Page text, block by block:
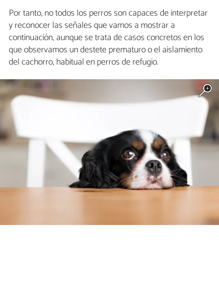
Por tanto, no todos los perros son capaces de interpretar
y reconocer las señales que vamos a mostrar a
continuación, aunque se trata de casos concretos en los
que observamos un destete prematuro o el aislamiento
del cachorro, habitual en perros de refugio.